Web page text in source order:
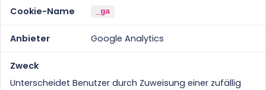
_ga
Google Analytics
Unterscheidet Benutzer durch Zuweisung einer zufällig